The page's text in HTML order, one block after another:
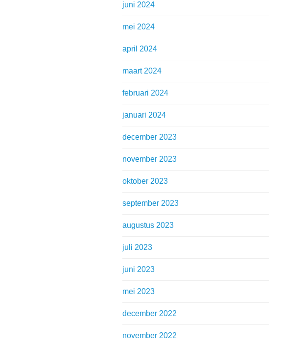
juni 2024
mei 2024
april 2024
maart 2024
februari 2024
januari 2024
december 2023
november 2023
oktober 2023
september 2023
augustus 2023
juli 2023
juni 2023
mei 2023
december 2022
november 2022